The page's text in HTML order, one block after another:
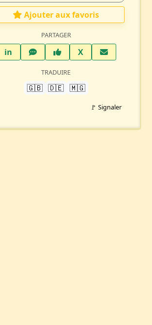
Ajouter aux favoris
PARTAGER
inLinkedInWhatsAppFacebook
XTwitter X
TRADUIRE
🇬🇧 🇩🇪 🇲🇬
🚩 Signaler